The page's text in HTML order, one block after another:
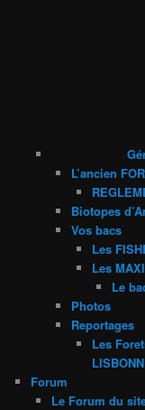
L’ancien
Biotopes
Vos bacs
Les
Les
Le
Photos
Reportages
Les
Forum
Le Forum du